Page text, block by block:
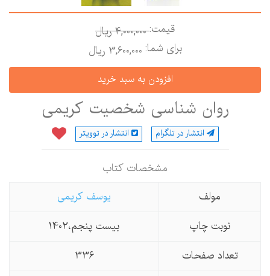
قیمت:4,000,000 ريال
برای شما:3,600,000 ريال
روان شناسی شخصیت کریمی
انتشار در تلگرام انتشار در توویتر
مشخصات كتاب
مولف
یوسف كریمی
نوبت چاپ
بیست پنجم،1402
تعداد صفحات
336